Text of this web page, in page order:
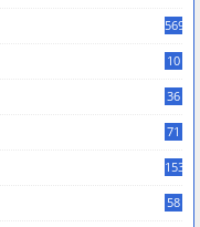
569
10
36
71
153
58